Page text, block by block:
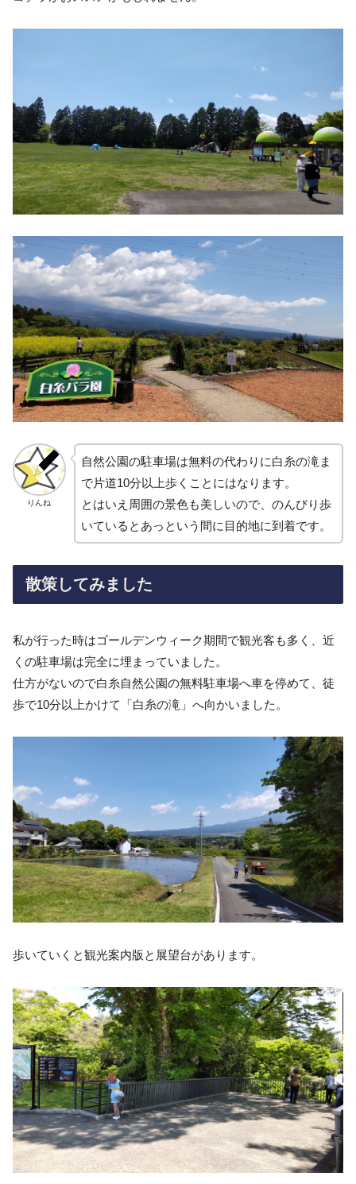
りんね
自然公園の駐車場は無料の代わりに白糸の滝ま
で片道10分以上歩くことにはなります。
とはいえ周囲の景色も美しいので、のんびり歩
いているとあっという間に目的地に到着です。
散策してみました
私が行った時はゴールデンウィーク期間で観光客も多く、近
くの駐車場は完全に埋まっていました。
仕方がないので白糸自然公園の無料駐車場へ車を停めて、徒
歩で10分以上かけて「白糸の滝」へ向かいました。
歩いていくと観光案内版と展望台があります。